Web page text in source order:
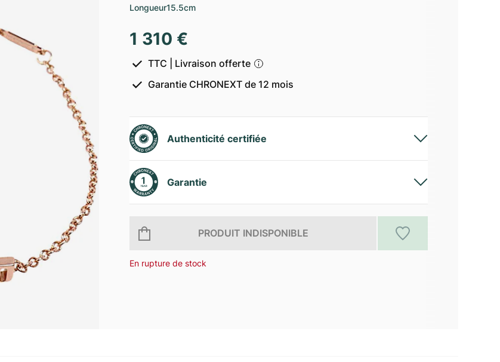
Longueur15.5cm
1 310 €
TTC | Livraison offerte
Garantie CHRONEXT de 12 mois
Authenticité certifiée
Garantie
PRODUIT INDISPONIBLE
En rupture de stock